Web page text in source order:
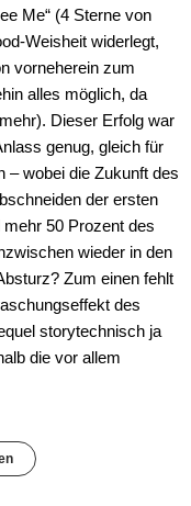
Me“ (4 Sterne von
Weisheit widerlegt,
vorneherein zum
alles möglich, da
Dieser Erfolg war
genug, gleich für
– wobei die Zukunft des
der ersten
50 Prozent des
wieder in den
Zum einen fehlt
des
storytechnisch ja
die vor allem